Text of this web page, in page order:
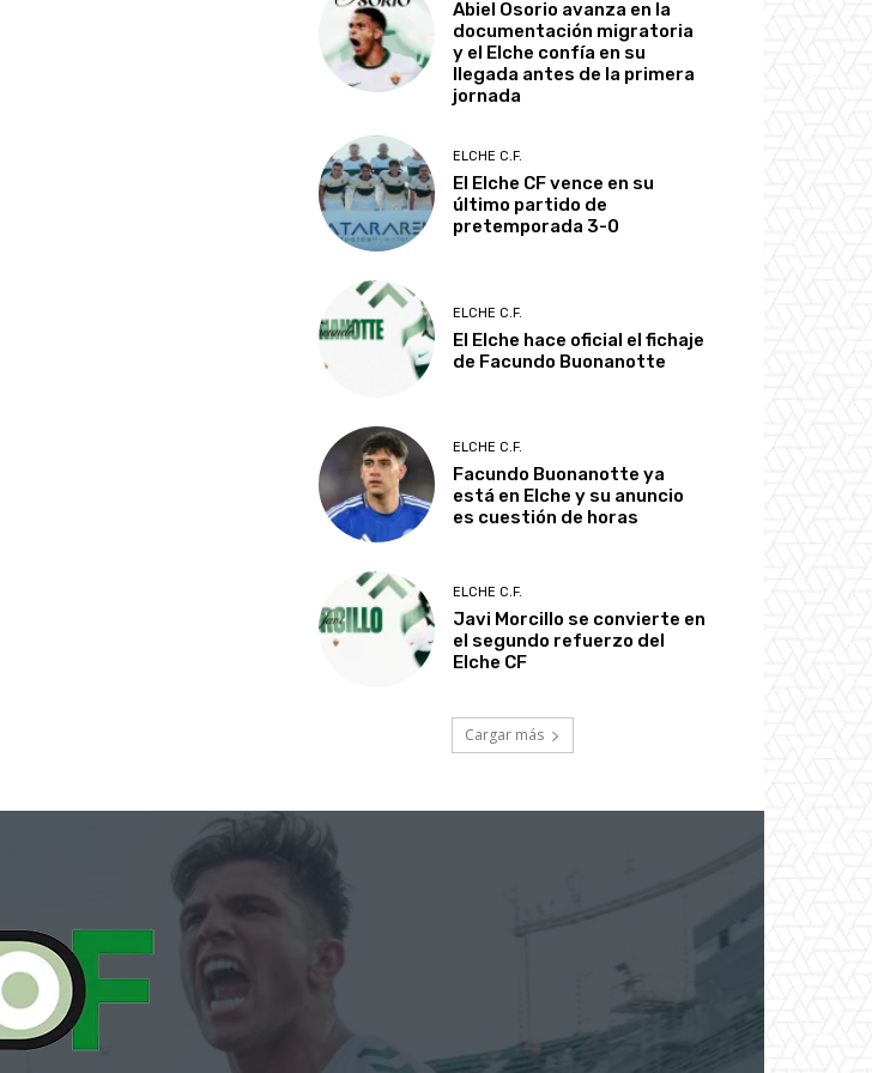
Abiel Osorio avanza en la
documentación migratoria
y el Elche confía en su
llegada antes de la primera
jornada
ELCHE C.F.
El Elche CF vence en su
último partido de
pretemporada 3-0
ELCHE C.F.
El Elche hace oficial el fichaje
de Facundo Buonanotte
ELCHE C.F.
Facundo Buonanotte ya
está en Elche y su anuncio
es cuestión de horas
ELCHE C.F.
Javi Morcillo se convierte en
el segundo refuerzo del
Elche CF
Cargar más